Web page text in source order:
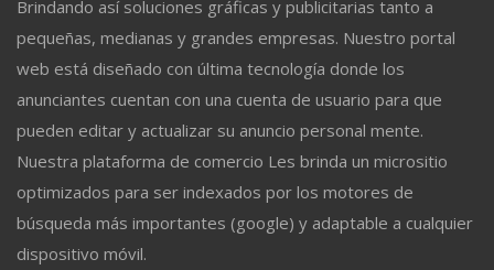
Brindando así soluciones gráficas y publicitarias tanto a
pequeñas, medianas y grandes empresas. Nuestro portal
web está diseñado con última tecnología donde los
anunciantes cuentan con una cuenta de usuario para que
pueden editar y actualizar su anuncio personal mente.
Nuestra plataforma de comercio Les brinda un micrositio
optimizados para ser indexados por los motores de
búsqueda más importantes (google) y adaptable a cualquier
dispositivo móvil.